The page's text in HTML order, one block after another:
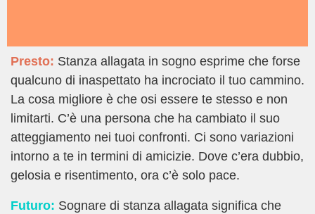
Presto: Stanza allagata in sogno esprime che forse
qualcuno di inaspettato ha incrociato il tuo cammino.
La cosa migliore è che osi essere te stesso e non
limitarti. C’è una persona che ha cambiato il suo
atteggiamento nei tuoi confronti. Ci sono variazioni
intorno a te in termini di amicizie. Dove c’era dubbio,
gelosia e risentimento, ora c’è solo pace.
Futuro: Sognare di stanza allagata significa che